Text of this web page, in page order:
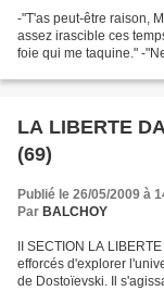
-"T'as peut-être raison,
assez irascible ces
foie qui me taquine." -
LA LIBERTE
(69)
Publié le 26/05/2009 à
Par BALCHOY
II SECTION LA
efforcés d'explorer
de Dostoïevski. Il